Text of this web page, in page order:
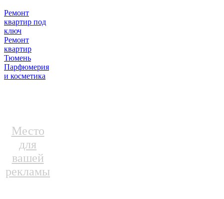
Ремонт
квартир под
ключ
Ремонт
квартир
Тюмень
Парфюмерия
и косметика
Место
для
вашей
рекламы